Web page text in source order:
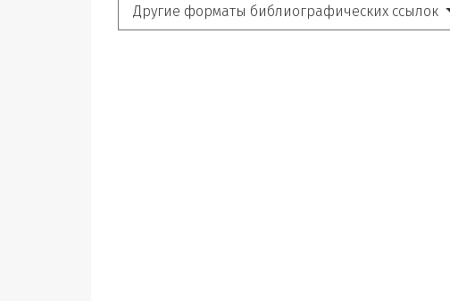
Другие форматы библиографических ссылок